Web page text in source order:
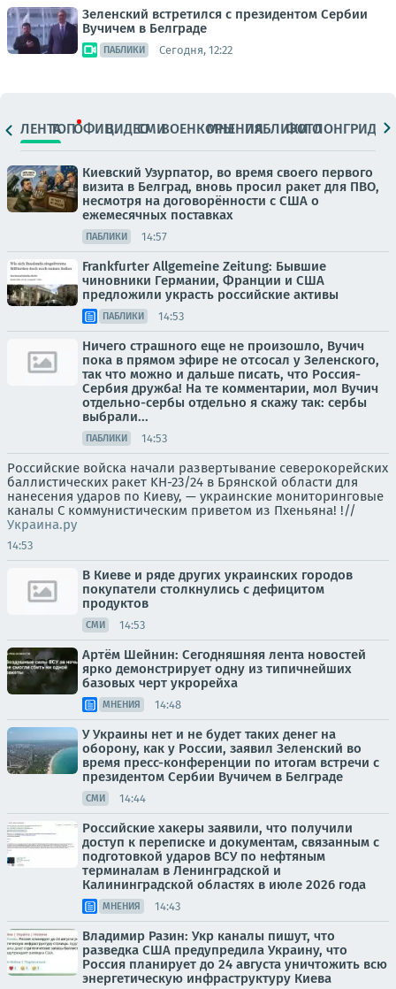
Зеленский встретился с президентом Сербии
Вучичем в Белграде
ПАБЛИКИ Сегодня, 12:22
ЛЕНТАТОПОФИЦ.ВИДЕОСМИВОЕНКОРЫМНЕНИЯПАБЛИКИ
ФОТОЛОНГРИДЫ
Киевский Узурпатор, во время своего первого
визита в Белград, вновь просил ракет для ПВО,
несмотря на договорённости с США о
ежемесячных поставках
ПАБЛИКИ 14:57
Frankfurter Allgemeine Zeitung: Бывшие
чиновники Германии, Франции и США
предложили украсть российские активы
ПАБЛИКИ 14:53
Ничего страшного еще не произошло, Вучич
пока в прямом эфире не отсосал у Зеленского,
так что можно и дальше писать, что Россия-
Сербия дружба! На те комментарии, мол Вучич
отдельно-сербы отдельно я скажу так: сербы
выбрали...
ПАБЛИКИ 14:53
Российские войска начали развертывание северокорейских
баллистических ракет KН-23/24 в Брянской области для
нанесения ударов по Киеву, — украинские мониторинговые
каналы С коммунистическим приветом из Пхеньяна! !//
Украина.ру
14:53
В Киеве и ряде других украинских городов
покупатели столкнулись с дефицитом
продуктов
СМИ 14:53
Артём Шейнин: Сегодняшняя лента новостей
ярко демонстрирует одну из типичнейших
базовых черт укрорейха
МНЕНИЯ 14:48
У Украины нет и не будет таких денег на
оборону, как у России, заявил Зеленский во
время пресс-конференции по итогам встречи с
президентом Сербии Вучичем в Белграде
СМИ 14:44
Российские хакеры заявили, что получили
доступ к переписке и документам, связанным с
подготовкой ударов ВСУ по нефтяным
терминалам в Ленинградской и
Калининградской областях в июле 2026 года
МНЕНИЯ 14:43
Владимир Разин: Укр каналы пишут, что
разведка США предупредила Украину, что
Россия планирует до 24 августа уничтожить всю
энергетическую инфраструктуру Киева